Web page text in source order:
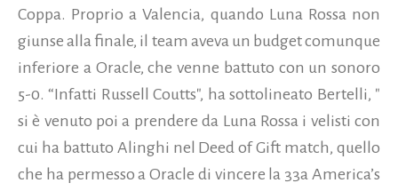
Coppa. Proprio a Valencia, quando Luna Rossa non
giunse alla finale, il team aveva un budget comunque
inferiore a Oracle, che venne battuto con un sonoro
5-0. “Infatti Russell Coutts", ha sottolineato Bertelli, "
si è venuto poi a prendere da Luna Rossa i velisti con
cui ha battuto Alinghi nel Deed of Gift match, quello
che ha permesso a Oracle di vincere la 33a America’s